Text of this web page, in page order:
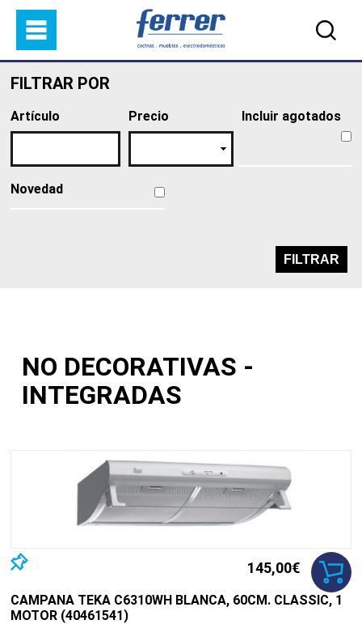
Pasar al contenido principal
NO DECORATIVAS -
INTEGRADAS
145,00€
CAMPANA TEKA C6310WH BLANCA, 60CM. CLASSIC, 1
MOTOR (40461541)
FILTRAR POR
Artículo Precio Incluir agotados
Novedad